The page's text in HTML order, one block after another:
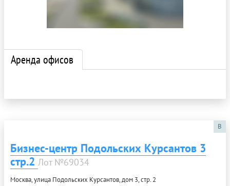
Аренда офисов
B
Бизнес-центр Подольских Курсантов 3
стр.2 Лот №69034
Москва, улица Подольских Курсантов, дом 3, стр. 2